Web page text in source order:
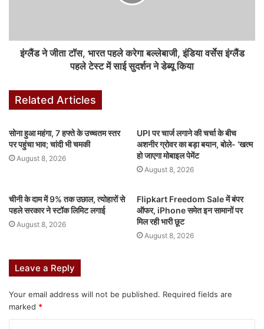
इंग्लैंड ने जीता टॉस, भारत पहले करेगा बल्लेबाजी, इंडिया वर्सेस इंग्लैंड
पहले टेस्ट में साई सुदर्शन ने डेब्यू किया
Related Articles
सोना हुआ महंगा, 7 हफ्ते के उच्चतम स्तर
पर पहुंचा भाव; चांदी भी चमकी
August 8, 2026
UPI पर चार्ज लगाने की चर्चा के बीच
अशनीर ग्रोवर का बड़ा बयान, बोले- ‘खत्म
हो जाएगा मोबाइल पेमेंट
August 8, 2026
चीनी के दाम में 9% तक उछाल, त्योहारों से
पहले सरकार ने स्टॉक लिमिट लगाई
August 8, 2026
Flipkart Freedom Sale में बंपर
ऑफर, iPhone समेत इन सामानों पर
मिल रही भारी छूट
August 8, 2026
Leave a Reply
Your email address will not be published. Required fields are
marked *